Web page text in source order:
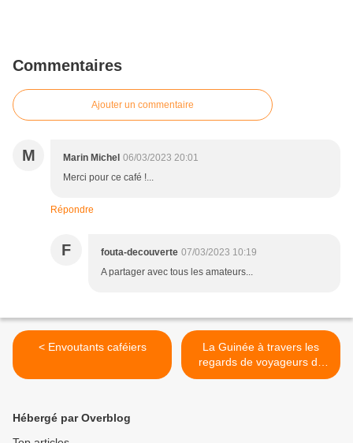
Commentaires
Ajouter un commentaire
M Marin Michel 06/03/2023 20:01
Merci pour ce café !...
Répondre
F fouta-decouverte 07/03/2023 10:19
A partager avec tous les amateurs...
< Envoutants caféiers
La Guinée à travers les
regards de voyageurs de
2023 >
Hébergé par Overblog